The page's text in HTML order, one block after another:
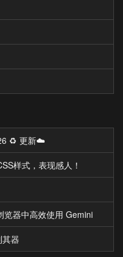
♻️ 更新☁️
样式，表现感人！
览器中高效使用 Gemini
器